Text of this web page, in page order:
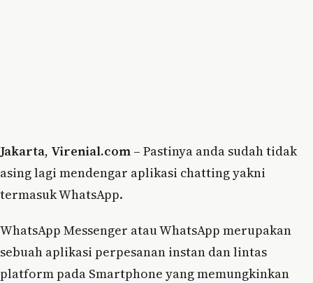
Jakarta, Virenial.com – Pastinya anda sudah tidak
asing lagi mendengar aplikasi chatting yakni
termasuk WhatsApp.
WhatsApp Messenger atau WhatsApp merupakan
sebuah aplikasi perpesanan instan dan lintas
platform pada Smartphone yang memungkinkan